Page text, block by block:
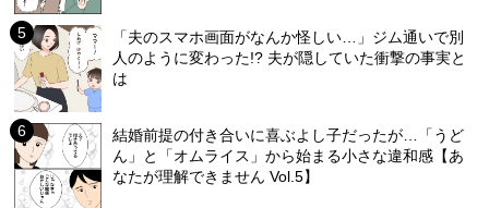
「夫のスマホ画面がなんか怪しい…」ジム通いで別
人のように変わった!? 夫が隠していた衝撃の事実と
は
結婚前提の付き合いに喜ぶよし子だったが…「うど
ん」と「オムライス」から始まる小さな違和感【あ
なたが理解できません Vol.5】